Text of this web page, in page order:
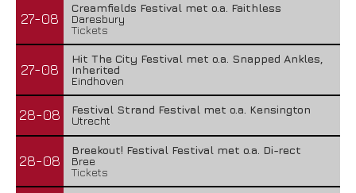
27-08
Creamfields Festival met o.a. Faithless
Daresbury
Tickets
27-08
Hit The City Festival met o.a. Snapped Ankles,
Inherited
Eindhoven
28-08
Festival Strand Festival met o.a. Kensington
Utrecht
28-08
Breekout! Festival Festival met o.a. Di-rect
Bree
Tickets